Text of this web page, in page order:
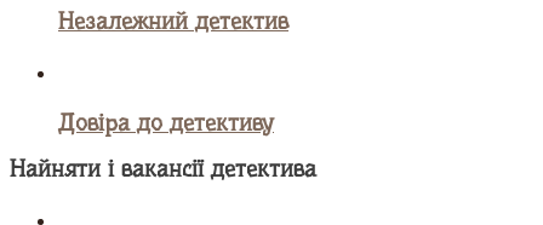
Незалежний детектив
Довіра до детективу
Найняти і вакансії детектива